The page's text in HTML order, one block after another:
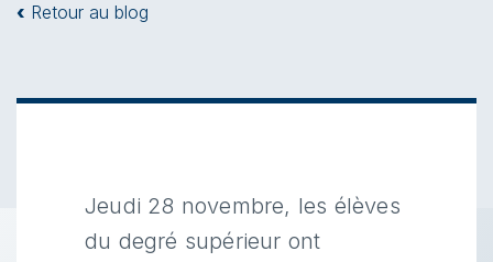
‹ Retour au blog
Jeudi 28 novembre, les élèves
du degré supérieur ont